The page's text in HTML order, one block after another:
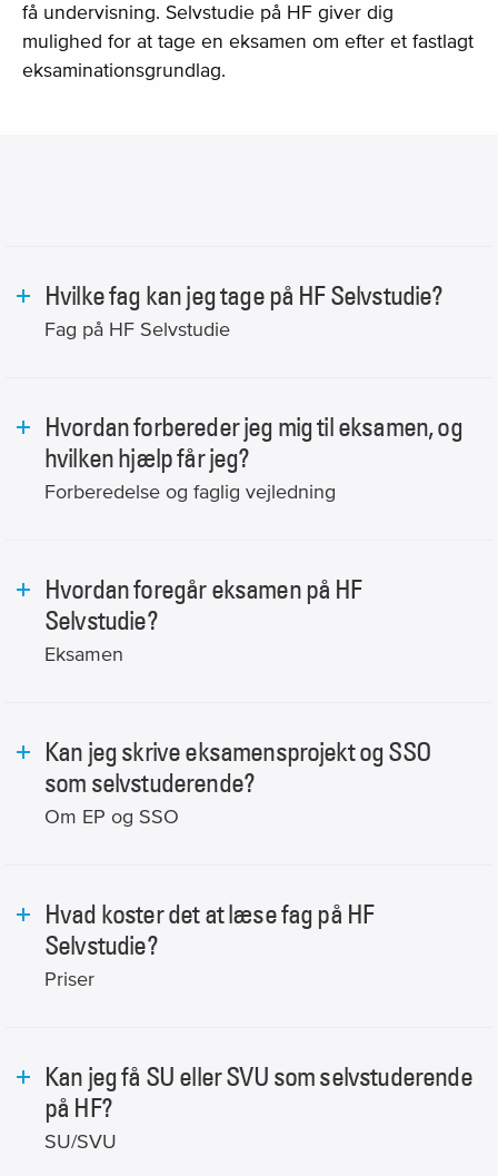
få undervisning. Selvstudie på HF giver dig
mulighed for at tage en eksamen om efter et fastlagt
eksaminationsgrundlag.
Hvilke fag kan jeg tage på HF Selvstudie?
Fag på HF Selvstudie
Hvordan forbereder jeg mig til eksamen, og
hvilken hjælp får jeg?
Forberedelse og faglig vejledning
Hvordan foregår eksamen på HF
Selvstudie?
Eksamen
Kan jeg skrive eksamensprojekt og SSO
som selvstuderende?
Om EP og SSO
Hvad koster det at læse fag på HF
Selvstudie?
Priser
Kan jeg få SU eller SVU som selvstuderende
på HF?
SU/SVU